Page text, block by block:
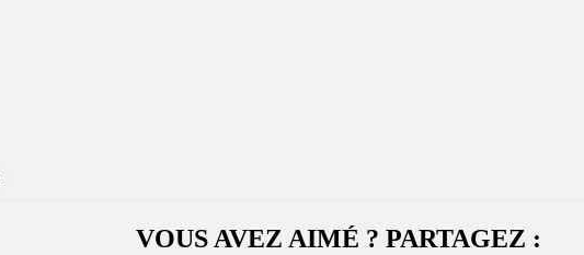
VOUS AVEZ AIMÉ ? PARTAGEZ :